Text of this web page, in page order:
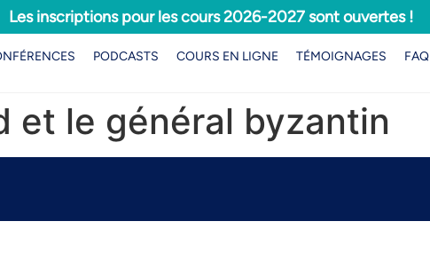
Les inscriptions pour les cours 2026-2027 sont ouvertes !
PODCASTS COURS EN LIGNE TÉMOIGNAGES FAQ
et le général byzantin